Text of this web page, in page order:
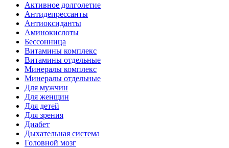
Активное долголетие
Антидепрессанты
Антиоксиданты
Аминокислоты
Бессонница
Витамины комплекс
Витамины отдельные
Минералы комплекс
Минералы отдельные
Для мужчин
Для женщин
Для детей
Для зрения
Диабет
Дыхательная система
Головной мозг